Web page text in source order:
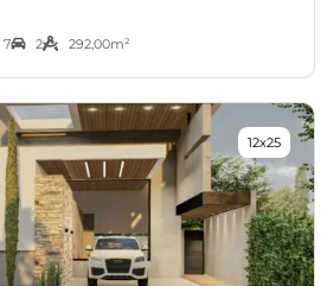
7 2 292,00m²
12x25